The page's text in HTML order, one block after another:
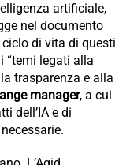
artificiale,
nel documento
di vita di questi
“temi legati alla
trasparenza e alla
manager, a cui
dell’IA e di